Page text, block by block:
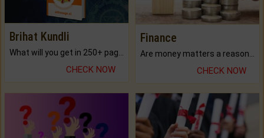
Brihat Kundli
CHECK NOW
Finance
CHECK NOW